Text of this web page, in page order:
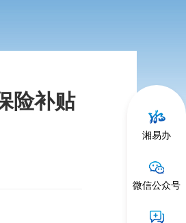
险补贴
湘易办
微信公众号